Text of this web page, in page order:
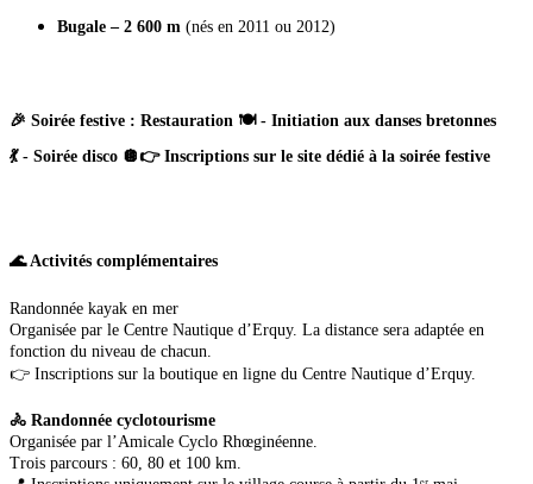
Bugale – 2 600 m (nés en 2011 ou 2012)
🎉 Soirée festive : Restauration 🍽️ - Initiation aux danses bretonnes
💃 - Soirée disco 🪩👉 Inscriptions sur le site dédié à la soirée festive
🌊 Activités complémentaires
Randonnée kayak en mer
Organisée par le Centre Nautique d’Erquy. La distance sera adaptée en
fonction du niveau de chacun.
👉 Inscriptions sur la boutique en ligne du Centre Nautique d’Erquy.
🚴 Randonnée cyclotourisme
Organisée par l’Amicale Cyclo Rhœginéenne.
Trois parcours : 60, 80 et 100 km.